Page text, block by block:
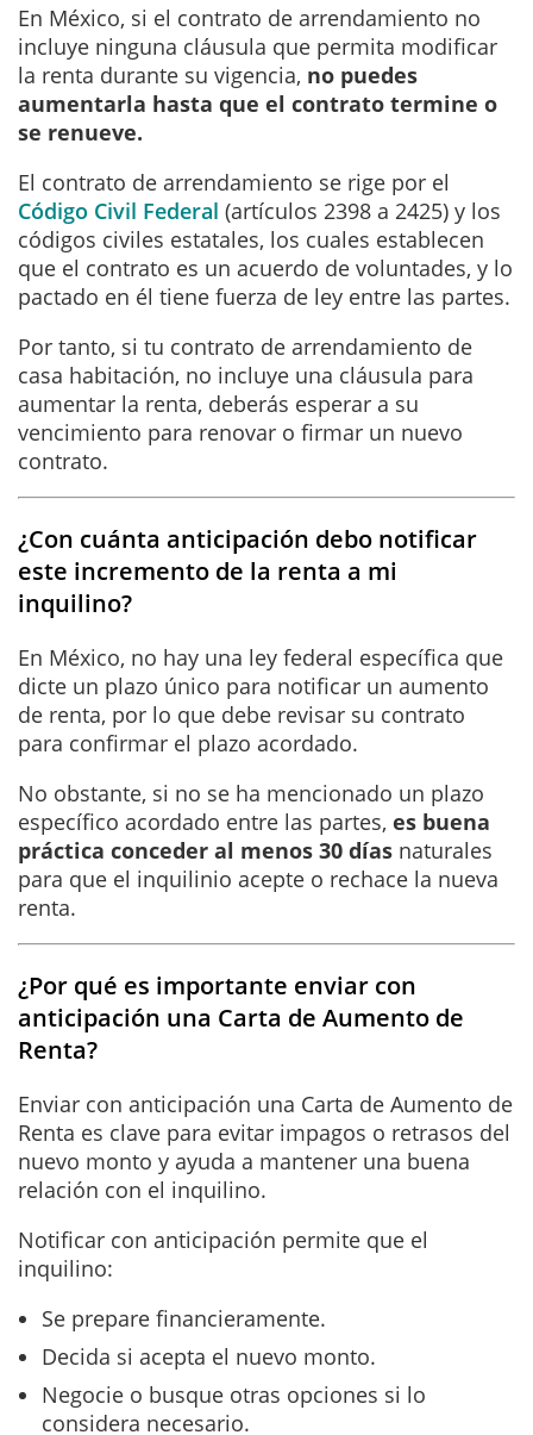
En México, si el contrato de arrendamiento no
incluye ninguna cláusula que permita modificar
la renta durante su vigencia, no puedes
aumentarla hasta que el contrato termine o
se renueve.
El contrato de arrendamiento se rige por el
Código Civil Federal (artículos 2398 a 2425) y los
códigos civiles estatales, los cuales establecen
que el contrato es un acuerdo de voluntades, y lo
pactado en él tiene fuerza de ley entre las partes.
Por tanto, si tu contrato de arrendamiento de
casa habitación, no incluye una cláusula para
aumentar la renta, deberás esperar a su
vencimiento para renovar o firmar un nuevo
contrato.
¿Con cuánta anticipación debo notificar
este incremento de la renta a mi
inquilino?
En México, no hay una ley federal específica que
dicte un plazo único para notificar un aumento
de renta, por lo que debe revisar su contrato
para confirmar el plazo acordado.
No obstante, si no se ha mencionado un plazo
específico acordado entre las partes, es buena
práctica conceder al menos 30 días naturales
para que el inquilinio acepte o rechace la nueva
renta.
¿Por qué es importante enviar con
anticipación una Carta de Aumento de
Renta?
Enviar con anticipación una Carta de Aumento de
Renta es clave para evitar impagos o retrasos del
nuevo monto y ayuda a mantener una buena
relación con el inquilino.
Notificar con anticipación permite que el
inquilino:
Se prepare financieramente.
Decida si acepta el nuevo monto.
Negocie o busque otras opciones si lo
considera necesario.